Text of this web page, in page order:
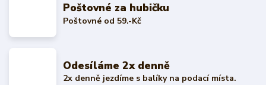
Poštovné za hubičku
Poštovné od 59.-Kč
Odesíláme 2x denně
2x denně jezdíme s balíky na podací místa.